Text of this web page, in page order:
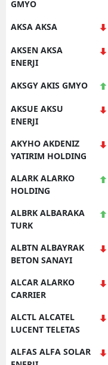
GMYO
AKSA AKSA
AKSEN AKSA
ENERJI
AKSGY AKIS GMYO
AKSUE AKSU
ENERJI
AKYHO AKDENIZ
YATIRIM HOLDING
ALARK ALARKO
HOLDING
ALBRK ALBARAKA
TURK
ALBTN ALBAYRAK
BETON SANAYI
ALCAR ALARKO
CARRIER
ALCTL ALCATEL
LUCENT TELETAS
ALFAS ALFA SOLAR